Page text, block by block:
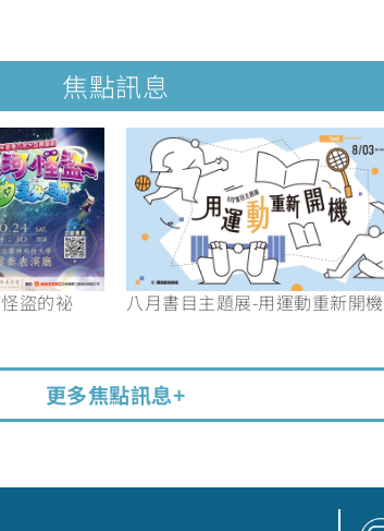
焦點訊息
盜的祕
八月書目主題展-用運動重新開機
更多焦點訊息+